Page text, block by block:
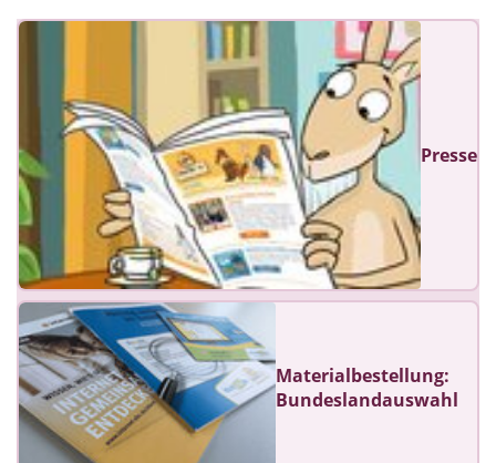
Presse
Materialbestellung:
Bundeslandauswahl